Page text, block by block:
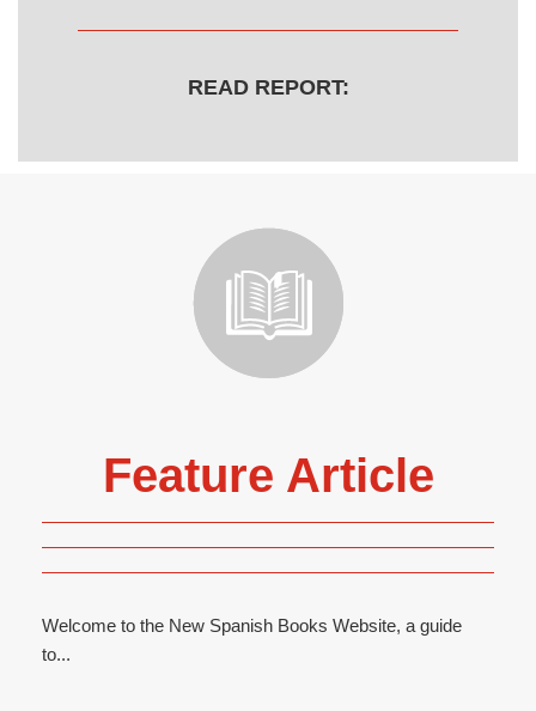
READ REPORT:
Feature Article
Welcome to the New Spanish Books Website, a guide
to...